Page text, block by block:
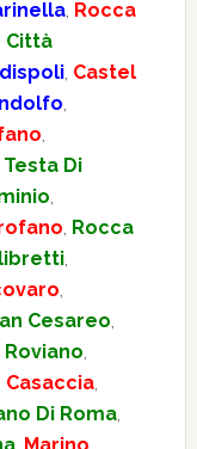
, Rocca
Città
, Castel
,
,
Testa Di
,
, Rocca
,
,
Cesareo,
Roviano,
Casaccia,
Di Roma,